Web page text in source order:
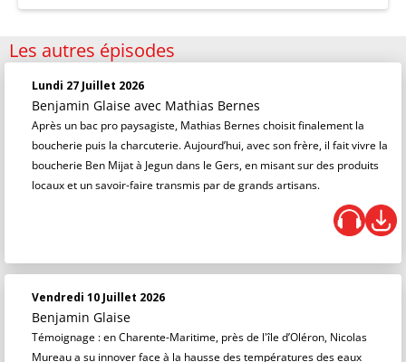
Les autres épisodes
Lundi 27 Juillet 2026
Benjamin Glaise avec Mathias Bernes
Après un bac pro paysagiste, Mathias Bernes choisit finalement la
boucherie puis la charcuterie. Aujourd’hui, avec son frère, il fait vivre la
boucherie Ben Mijat à Jegun dans le Gers, en misant sur des produits
locaux et un savoir-faire transmis par de grands artisans.
Vendredi 10 Juillet 2026
Benjamin Glaise
Témoignage : en Charente-Maritime, près de l'île d’Oléron, Nicolas
Mureau a su innover face à la hausse des températures des eaux